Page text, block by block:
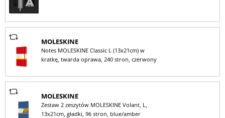
MOLESKINE
Notes MOLESKINE Classic L (13x21cm) w
kratkę, twarda oprawa, 240 stron, czerwony
MOLESKINE
Zestaw 2 zeszytów MOLESKINE Volant, L,
13x21cm, gładki, 96 stron, blue/amber